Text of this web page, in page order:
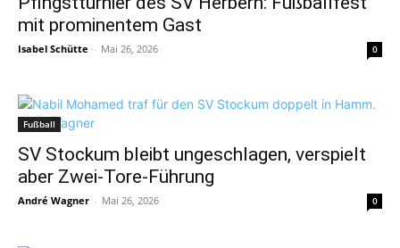
mit prominentem Gast
Isabel Schütte - Mai 26, 2026 0
Fußball
SV Stockum bleibt ungeschlagen, verspielt
aber Zwei-Tore-Führung
André Wagner - Mai 26, 2026 0